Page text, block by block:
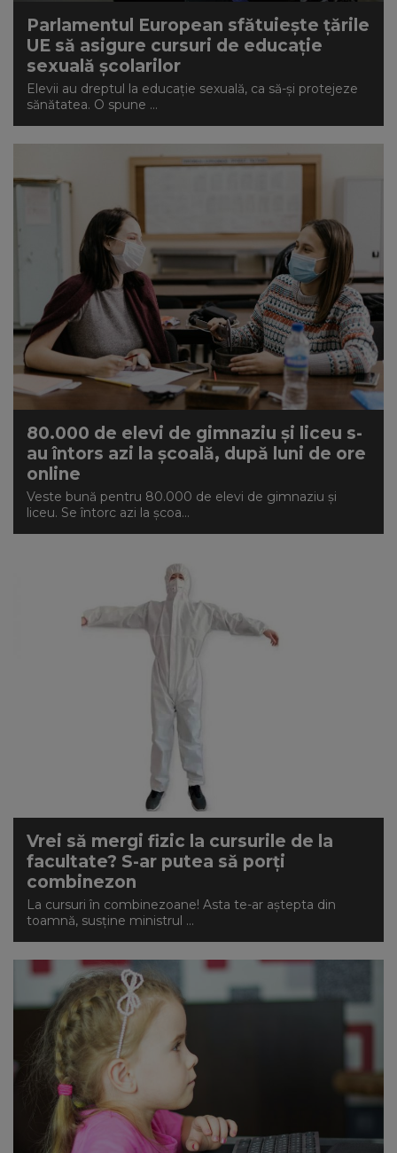
Parlamentul European sfătuiește țările
UE să asigure cursuri de educație
sexuală școlarilor
Elevii au dreptul la educație sexuală, ca să-și protejeze
sănătatea. O spune ...
80.000 de elevi de gimnaziu și liceu s-
au întors azi la școală, după luni de ore
online
Veste bună pentru 80.000 de elevi de gimnaziu și
liceu. Se întorc azi la școa...
Vrei să mergi fizic la cursurile de la
facultate? S-ar putea să porți
combinezon
La cursuri în combinezoane! Asta te-ar aștepta din
toamnă, susține ministrul ...